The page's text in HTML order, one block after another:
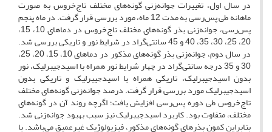
در سال اول، تغییرات جوانه‌زنی گونه‌های مختلف تاج‌خروس به صورت
ماهانه طی پس‌رسی به مدت 12 ماه، مورد بررسی قرار گرفت. در ماه پنجم
پس‌رسی، جوانه‌زنی بذر گونه‌های مختلف تاج‌خروس در دماهای 10، 15،
20، 25، 30، 35، 40 و 45 سانتی‌گراد در شرایط نور و تاریکی بررسی شد.
در سال دوم، جوانه‌زنی بذر گونه‌های مذکور در دماهای 10، 15، 20، 25،
30 و 35 درجه سانتی‌گراد در چهار شرایط نور همراه با اسیدجیبرلیک، نور
بدون اسیدجیبرلیک، تاریکی همراه با اسیدجیبرلیک و تاریکی بدون
اسیدجیبرلیک مورد بررسی قرار گرفت. درصد جوانه‌زنی گونه‌های مختلف
تاج‌خروس طی دوره پس‌رسی افزایش یافت؛ اگرچه روند آن در گونه‌های
مختلف، متفاوت بود. کاربرد اسیدجیبرلیک نیز سبب بهبود جوانه‌زنی شد.
بنابراین کمون بذرهای گونه‌های مذکور، فیزیولوژیک غیرعمیق می‌باشد. با